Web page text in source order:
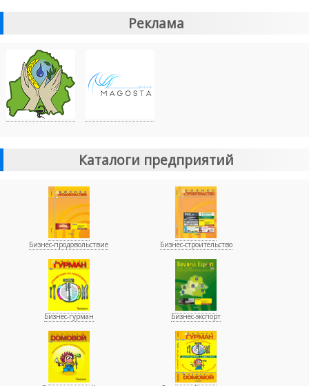
Реклама
Каталоги предприятий
Бизнес-продовольствие Бизнес-строительство
Бизнес-гурман Бизнес-экспорт